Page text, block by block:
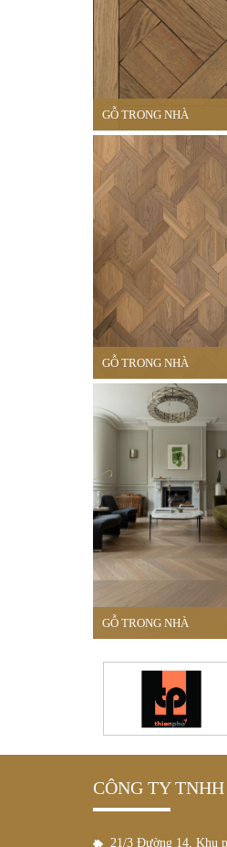
GỖ TRONG NHÀ
GỖ TRONG NHÀ
GỖ TRONG NHÀ
CÔNG TY
21/3 Đường 14, Khu